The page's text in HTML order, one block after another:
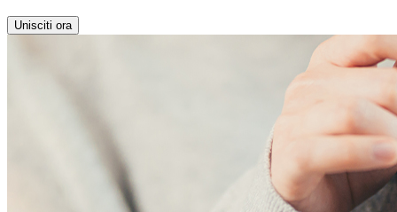
Unisciti ora